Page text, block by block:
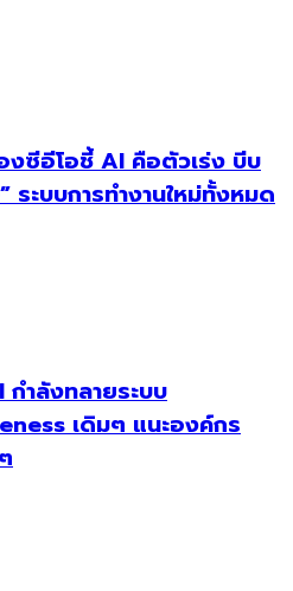
ซีอีโอชี้ AI คือตัวเร่ง บีบ
ะบบการทำงานใหม่ทั้งหมด
ำลังทลายระบบ
เดิมๆ แนะองค์กร